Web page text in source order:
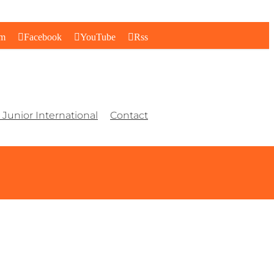
Facebook YouTube Rss
Junior International Contact